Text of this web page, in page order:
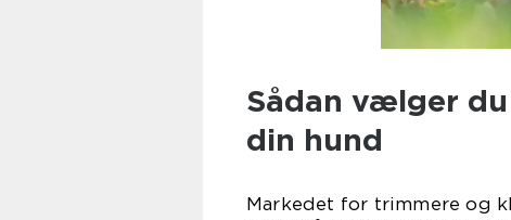
Sådan vælger
din hund
Markedet for trimmere og